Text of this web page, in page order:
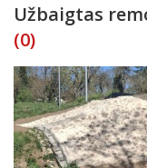
Užbaigtas
(0)